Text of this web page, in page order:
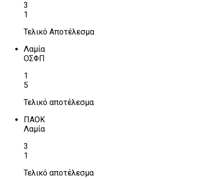
3
1
Τελικό Αποτέλεσμα
Λαμία
ΟΣΦΠ
1
5
Τελικό αποτέλεσμα
ΠΑΟΚ
Λαμία
3
1
Τελικό αποτέλεσμα